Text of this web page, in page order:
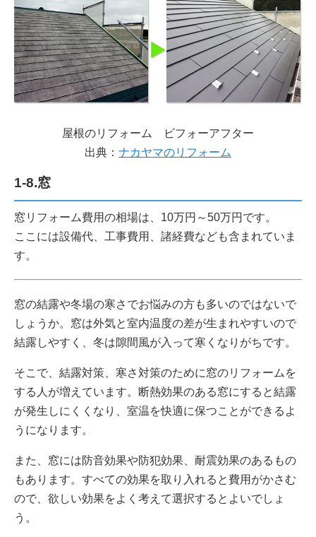
屋根のリフォーム ビフォーアフター
出典： ナカヤマのリフォーム
1-8.窓
窓リフォーム費用の相場は、10万円～50万円です。
ここには設備代、工事費用、諸経費なども含まれていま
す。
窓の結露や冬場の寒さでお悩みの方も多いのではないで
しょうか。窓は外気と室内温度の差が生まれやすいので
結露しやすく、冬は隙間風が入って寒くなりがちです。
そこで、結露対策、寒さ対策のために窓のリフォームを
する人が増えています。断熱効果のある窓にすると結露
が発生しにくくなり、室温を快適に保つことができるよ
うになります。
また、窓には防音効果や防犯効果、耐震効果のあるもの
もあります。すべての効果を取り入れると費用がかさむ
ので、欲しい効果をよく考えて選択するとよいでしょ
う。